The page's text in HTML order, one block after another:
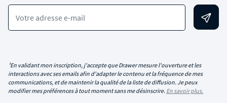
Votre adresse e-mail
¹En validant mon inscription, j'accepte que Drawer mesure l'ouverture et les
interactions avec ses emails afin d'adapter le contenu et la fréquence de mes
communications, et de maintenir la qualité de la liste de diffusion. Je peux
modifier mes préférences à tout moment sans me désinscrire. En savoir plus.